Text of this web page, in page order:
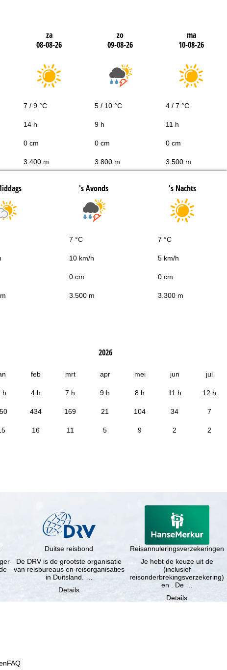
za
08-08-26
zo
09-08-26
ma
10-08-26
7 / 9 °C 5 / 10 °C 4 / 7 °C
14 h 9 h 11 h
0 cm 0 cm 0 cm
3.400 m 3.800 m 3.500 m
's Avonds 's Nachts
7 °C 7 °C
10 km/h 5 km/h
0 cm 0 cm
3.500 m 3.300 m
2026
feb mrt apr mei jun jul
h 4 h 7 h 9 h 8 h 11 h 12 h
434 169 21 104 34 7
16 11 5 9 2 2
Duitse reisbond
De DRV is de grootste organisatie
van reisbureaus en reisorganisaties
in Duitsland. …
Details
Reisannuleringsverzekeringen
Je hebt de keuze uit de
(inclusief
reisonderbrekingsverzekering)
en . De …
Details
FAQ